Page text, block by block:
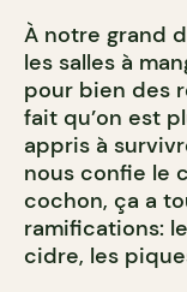
À notre grand
les salles à
pour bien des
fait qu’on est
appris à
nous confie le
cochon, ça a
ramifications:
cidre, les